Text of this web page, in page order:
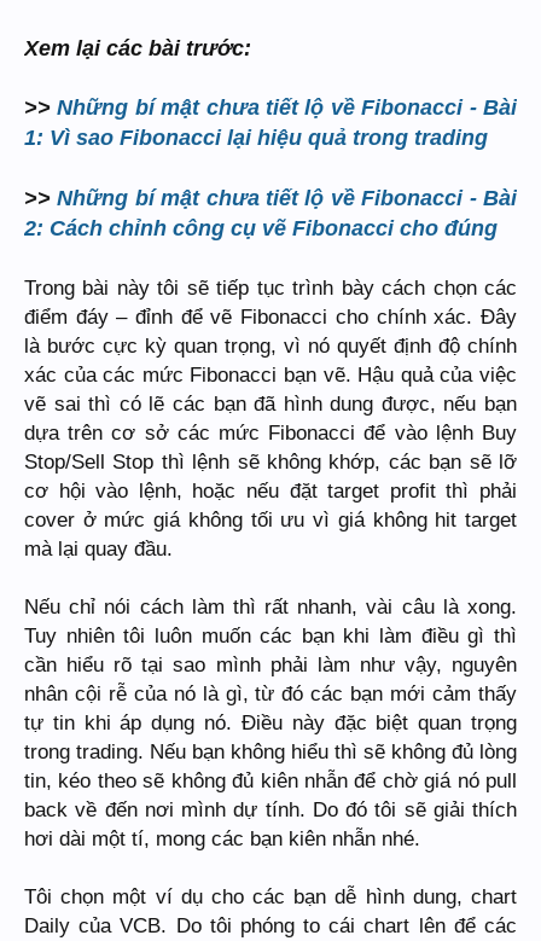
Xem lại các bài trước:
>>Những bí mật chưa tiết lộ về Fibonacci - Bài
1: Vì sao Fibonacci lại hiệu quả trong trading
>>Những bí mật chưa tiết lộ về Fibonacci - Bài
2: Cách chỉnh công cụ vẽ Fibonacci cho đúng
Trong bài này tôi sẽ tiếp tục trình bày cách chọn các
điểm đáy – đỉnh để vẽ Fibonacci cho chính xác. Đây
là bước cực kỳ quan trọng, vì nó quyết định độ chính
xác của các mức Fibonacci bạn vẽ. Hậu quả của việc
vẽ sai thì có lẽ các bạn đã hình dung được, nếu bạn
dựa trên cơ sở các mức Fibonacci để vào lệnh Buy
Stop/Sell Stop thì lệnh sẽ không khớp, các bạn sẽ lỡ
cơ hội vào lệnh, hoặc nếu đặt target profit thì phải
cover ở mức giá không tối ưu vì giá không hit target
mà lại quay đầu.
Nếu chỉ nói cách làm thì rất nhanh, vài câu là xong.
Tuy nhiên tôi luôn muốn các bạn khi làm điều gì thì
cần hiểu rõ tại sao mình phải làm như vậy, nguyên
nhân cội rễ của nó là gì, từ đó các bạn mới cảm thấy
tự tin khi áp dụng nó. Điều này đặc biệt quan trọng
trong trading. Nếu bạn không hiểu thì sẽ không đủ lòng
tin, kéo theo sẽ không đủ kiên nhẫn để chờ giá nó pull
back về đến nơi mình dự tính. Do đó tôi sẽ giải thích
hơi dài một tí, mong các bạn kiên nhẫn nhé.
Tôi chọn một ví dụ cho các bạn dễ hình dung, chart
Daily của VCB. Do tôi phóng to cái chart lên để các